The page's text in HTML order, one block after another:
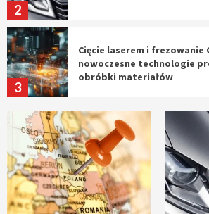
2
3
Cięcie laserem i frezowanie
nowoczesne technologie
obróbki materiałów
4
Czy sztuczna inteligencja
geodety w przyszłości?